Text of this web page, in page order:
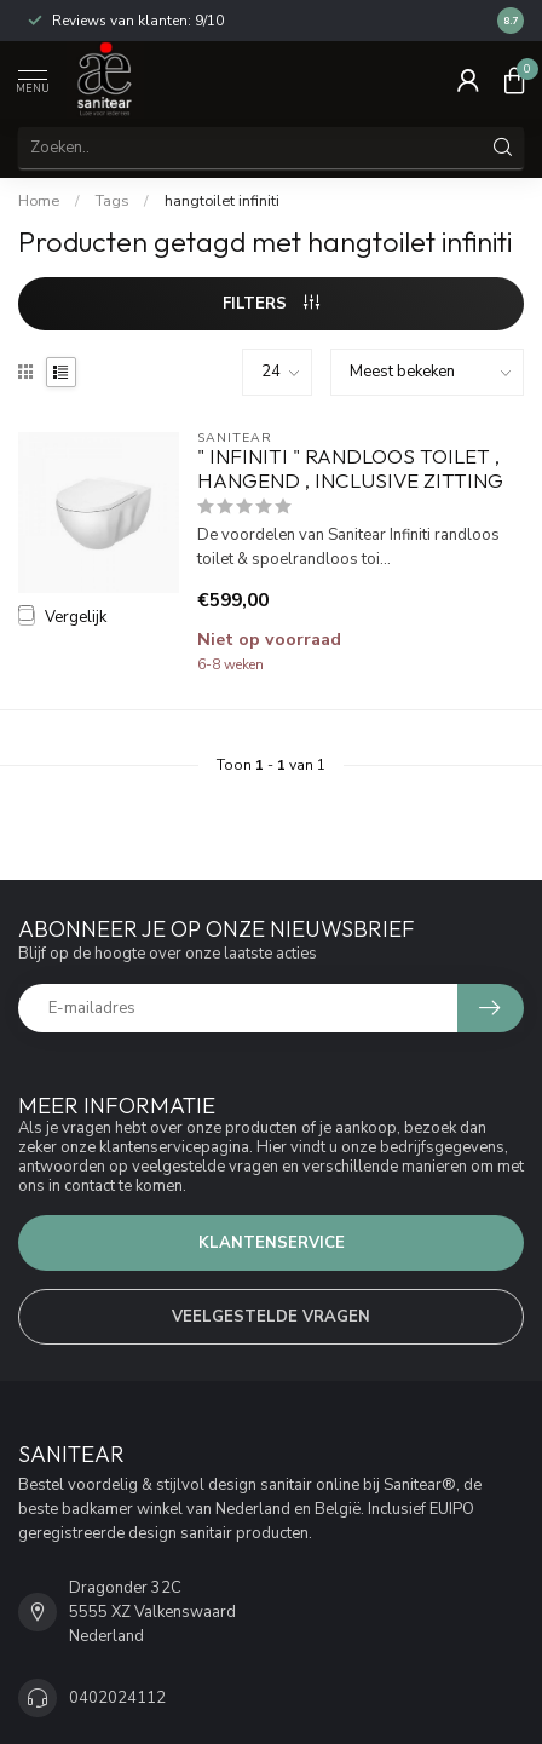
Reviews van klanten: 9/10 14
8.7
MENU
0
Home / Tags / hangtoilet infiniti
Producten getagd met hangtoilet infiniti
FILTERS
Vergelijk
SANITEAR
" INFINITI " RANDLOOS TOILET ,
HANGEND , INCLUSIVE ZITTING
De voordelen van Sanitear Infiniti randloos
toilet & spoelrandloos toi...
€599,00
Niet op voorraad
6-8 weken
Toon 1 - 1 van 1
MEER INFORMATIE
Als je vragen hebt over onze producten of je aankoop, bezoek dan
zeker onze klantenservicepagina. Hier vindt u onze bedrijfsgegevens,
antwoorden op veelgestelde vragen en verschillende manieren om met
ons in contact te komen.
KLANTENSERVICE
VEELGESTELDE VRAGEN
ABONNEER JE OP ONZE NIEUWSBRIEF
Blijf op de hoogte over onze laatste acties
SANITEAR
Bestel voordelig & stijlvol design sanitair online bij Sanitear®, de
beste badkamer winkel van Nederland en België. Inclusief EUIPO
geregistreerde design sanitair producten.
Dragonder 32C
5555 XZ Valkenswaard
Nederland
0402024112